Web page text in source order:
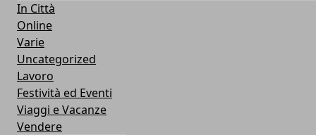
In Città
Online
Varie
Uncategorized
Lavoro
Festività ed Eventi
Viaggi e Vacanze
Vendere